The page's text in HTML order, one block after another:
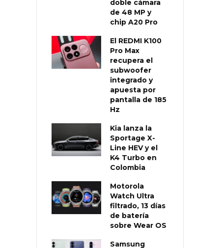
doble cámara
de 48 MP y
chip A20 Pro
El REDMI K100
Pro Max
recupera el
subwoofer
integrado y
apuesta por
pantalla de 185
Hz
Kia lanza la
Sportage X-
Line HEV y el
K4 Turbo en
Colombia
Motorola
Watch Ultra
filtrado, 13 días
de batería
sobre Wear OS
Samsung